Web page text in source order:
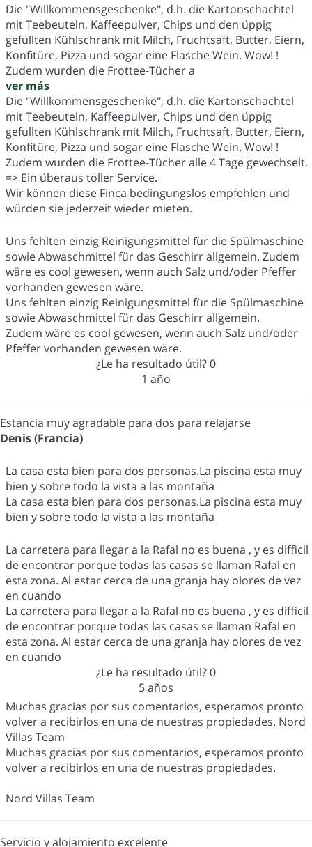
Die "Willkommensgeschenke", d.h. die Kartonschachtel
mit Teebeuteln, Kaffeepulver, Chips und den üppig
gefüllten Kühlschrank mit Milch, Fruchtsaft, Butter, Eiern,
Konfitüre, Pizza und sogar eine Flasche Wein. Wow! !
Zudem wurden die Frottee-Tücher a
ver más
Die "Willkommensgeschenke", d.h. die Kartonschachtel
mit Teebeuteln, Kaffeepulver, Chips und den üppig
gefüllten Kühlschrank mit Milch, Fruchtsaft, Butter, Eiern,
Konfitüre, Pizza und sogar eine Flasche Wein. Wow! !
Zudem wurden die Frottee-Tücher alle 4 Tage gewechselt.
=> Ein überaus toller Service.
Wir können diese Finca bedingungslos empfehlen und
würden sie jederzeit wieder mieten.
Uns fehlten einzig Reinigungsmittel für die Spülmaschine
sowie Abwaschmittel für das Geschirr allgemein. Zudem
wäre es cool gewesen, wenn auch Salz und/oder Pfeffer
vorhanden gewesen wäre.
Uns fehlten einzig Reinigungsmittel für die Spülmaschine
sowie Abwaschmittel für das Geschirr allgemein.
Zudem wäre es cool gewesen, wenn auch Salz und/oder
Pfeffer vorhanden gewesen wäre.
¿Le ha resultado útil?0
1 año
Estancia muy agradable para dos para relajarse
Denis (Francia)
La casa esta bien para dos personas.La piscina esta muy
bien y sobre todo la vista a las montaña
La casa esta bien para dos personas.La piscina esta muy
bien y sobre todo la vista a las montaña
La carretera para llegar a la Rafal no es buena , y es difficil
de encontrar porque todas las casas se llaman Rafal en
esta zona. Al estar cerca de una granja hay olores de vez
en cuando
La carretera para llegar a la Rafal no es buena , y es difficil
de encontrar porque todas las casas se llaman Rafal en
esta zona. Al estar cerca de una granja hay olores de vez
en cuando
¿Le ha resultado útil?0
5 años
Muchas gracias por sus comentarios, esperamos pronto
volver a recibirlos en una de nuestras propiedades. Nord
Villas Team
Muchas gracias por sus comentarios, esperamos pronto
volver a recibirlos en una de nuestras propiedades.
Nord Villas Team
Servicio y alojamiento excelente